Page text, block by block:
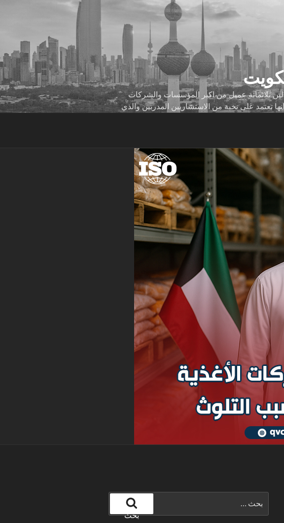
ثلاثمائة عميل من اكبر المؤسسات والشركات
تعتمد على نخبة من الاستشاريين المدربين والذي
عن:
بحث